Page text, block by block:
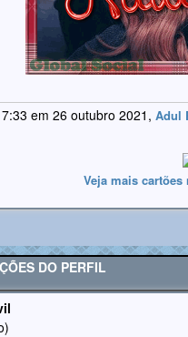
em 26 outubro 2021, Adul
Veja mais cartões
DO PERFIL